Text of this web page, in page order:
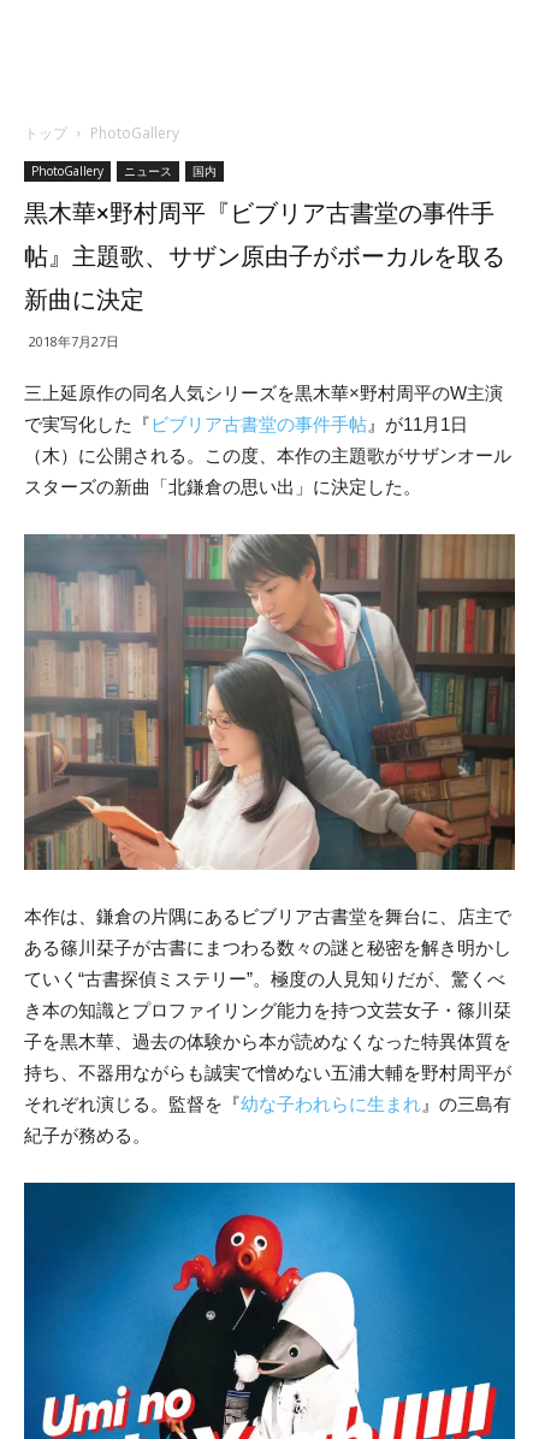
トップ PhotoGallery
PhotoGallery ニュース 国内
黒木華×野村周平『ビブリア古書堂の事件手
帖』主題歌、サザン原由子がボーカルを取る
新曲に決定
2018年7月27日
三上延原作の同名人気シリーズを黒木華×野村周平のW主演
で実写化した『 ビブリア古書堂の事件手帖 』が11月1日
（木）に公開される。この度、本作の主題歌がサザンオール
スターズの新曲「北鎌倉の思い出」に決定した。
本作は、鎌倉の片隅にあるビブリア古書堂を舞台に、店主で
ある篠川栞子が古書にまつわる数々の謎と秘密を解き明かし
ていく“古書探偵ミステリー”。極度の人見知りだが、驚くべ
き本の知識とプロファイリング能力を持つ文芸女子・篠川栞
子を黒木華、過去の体験から本が読めなくなった特異体質を
持ち、不器用ながらも誠実で憎めない五浦大輔を野村周平が
それぞれ演じる。監督を『幼な子われらに生まれ 』の三島有
紀子が務める。